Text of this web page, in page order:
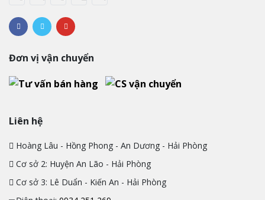
Đơn vị vận chuyển
Liên hệ
Hoàng Lâu - Hồng Phong - An Dương - Hải Phòng
Cơ sở 2: Huyện An Lão - Hải Phòng
Cơ sở 3: Lê Duẩn - Kiến An - Hải Phòng